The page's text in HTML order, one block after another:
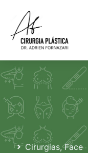
Cirurgias,Face